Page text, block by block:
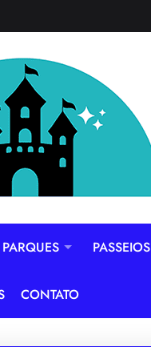
PARQUES PASSEIOS
CONTATO